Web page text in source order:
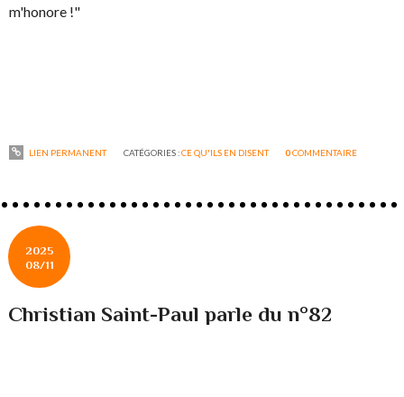
m'honore !"
LIEN PERMANENT CATÉGORIES :CE QU'ILS EN DISENT 0COMMENTAIRE
2025
08/11
Christian Saint-Paul parle du n°82